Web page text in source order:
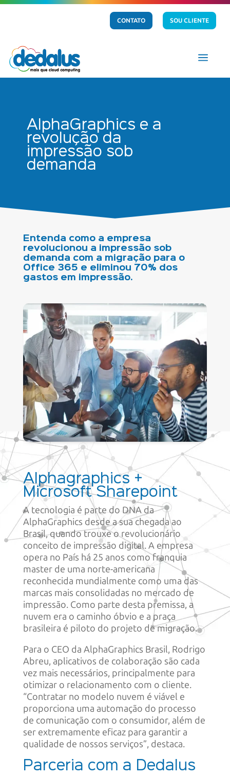
CONTATO SOU CLIENTE
a
AlphaGraphics e a
revolução da
impressão sob
demanda
Entenda como a empresa
revolucionou a impressão sob
demanda com a migração para o
Office 365 e eliminou 70% dos
gastos em impressão.
Alphagraphics +
Microsoft Sharepoint
A tecnologia é parte do DNA da
AlphaGraphics desde a sua chegada ao
Brasil, quando trouxe o revolucionário
conceito de impressão digital. A empresa
opera no País há 25 anos como franquia
master de uma norte-americana
reconhecida mundialmente como uma das
marcas mais consolidadas no mercado de
impressão. Como parte desta premissa, a
nuvem era o caminho óbvio e a praça
brasileira é piloto do projeto de migração.
Para o CEO da AlphaGraphics Brasil, Rodrigo
Abreu, aplicativos de colaboração são cada
vez mais necessários, principalmente para
otimizar o relacionamento com o cliente.
“Contratar no modelo nuvem é viável e
proporciona uma automação do processo
de comunicação com o consumidor, além de
ser extremamente eficaz para garantir a
qualidade de nossos serviços”, destaca.
Parceria com a Dedalus